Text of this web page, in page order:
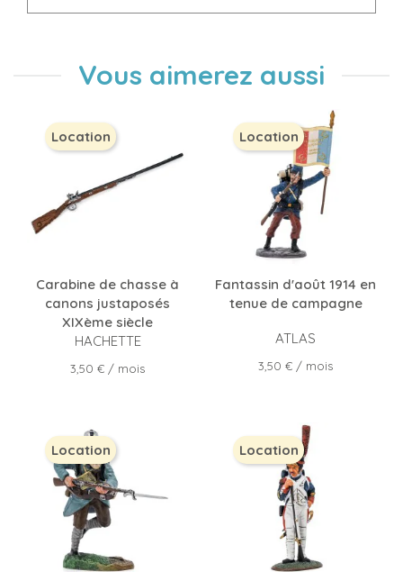
Vous aimerez aussi
Carabine de chasse à
canons justaposés
XIXème siècle
HACHETTE
Prix
3,50 € / mois
Location
Fantassin d'août 1914 en
tenue de campagne
ATLAS
Prix
3,50 € / mois
Location
Location Location